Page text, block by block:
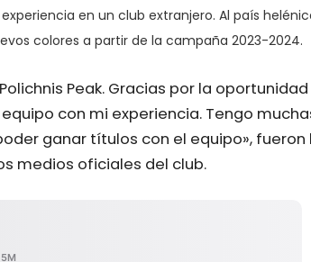
en un club extranjero. Al país
colores a partir de la campaña 2023-2024.
Peak. Gracias por la
con mi experiencia. Tengo
ganar títulos con el equipo», fueron
medios oficiales del club.